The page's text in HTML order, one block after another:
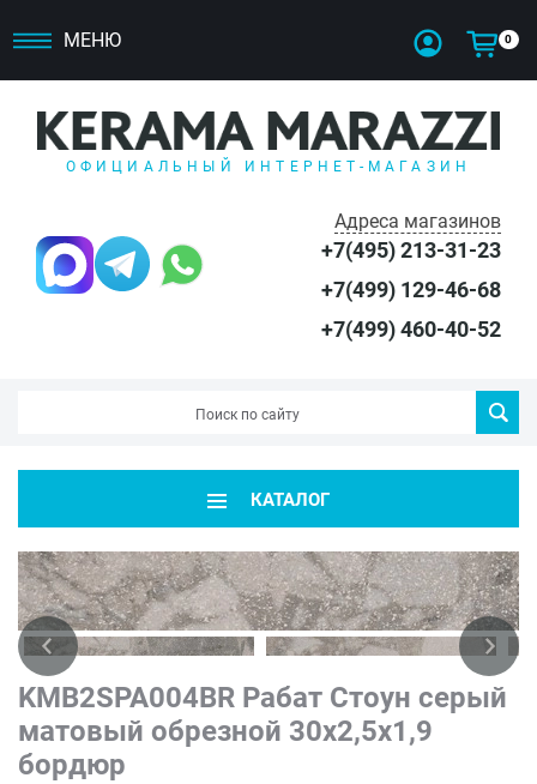
МЕНЮ 0
ОФИЦИАЛЬНЫЙ ИНТЕРНЕТ-МАГАЗИН
Адреса магазинов
+7(495) 213-31-23
+7(499) 129-46-68
+7(499) 460-40-52
КАТАЛОГ
KMB2SPA004BR Рабат Стоун серый
матовый обрезной 30x2,5x1,9
бордюр